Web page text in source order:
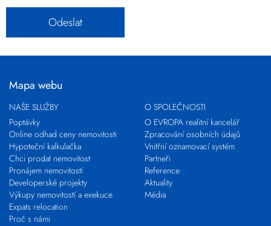
Mapa webu
NAŠE SLUŽBY
Poptávky
Online odhad ceny nemovitosti
Hypoteční kalkulačka
Chci prodat nemovitost
Pronájem nemovitostí
Developerské projekty
Výkupy nemovitostí a exekuce
Expats relocation
Proč s námi
O SPOLEČNOSTI
O EVROPA realitní kancelář
Zpracování osobních údajů
Vnitřní oznamovací systém
Partneři
Reference
Aktuality
Média